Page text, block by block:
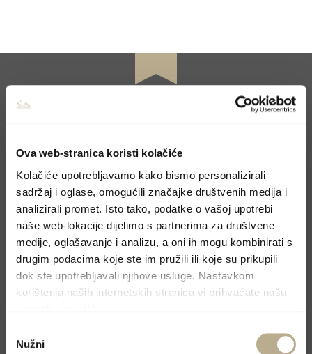
Ova web-stranica koristi kolačiće
Kolačiće upotrebljavamo kako bismo personalizirali
sadržaj i oglase, omogućili značajke društvenih medija i
analizirali promet. Isto tako, podatke o vašoj upotrebi
naše web-lokacije dijelimo s partnerima za društvene
medije, oglašavanje i analizu, a oni ih mogu kombinirati s
drugim podacima koje ste im pružili ili koje su prikupili
dok ste upotrebljavali njihove usluge. Nastavkom
korištenja naših internetskih stranica vi prihvaćate našu
pristanka
Nužni
Rezervirajte boravak
Molimo, pošaljite upit preko kontakt forme i
odgovorit ćemo u najskorijem mogućem
roku.